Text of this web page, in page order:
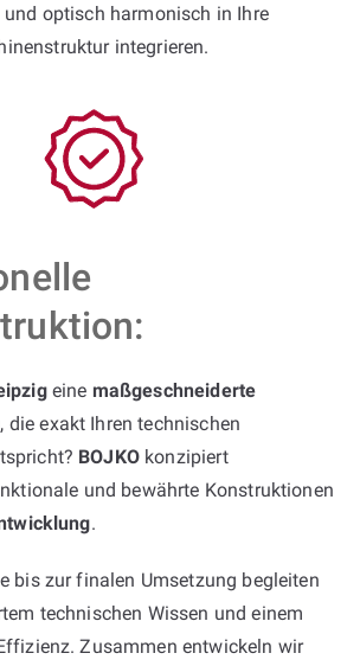
optisch harmonisch in Ihre
integrieren.
eine maßgeschneiderte
, die exakt Ihren technischen
BOJKOkonzipiert
und bewährte Konstruktionen
.
bis zur finalen Umsetzung begleiten
technischen Wissen und einem
Zusammen entwickeln wir